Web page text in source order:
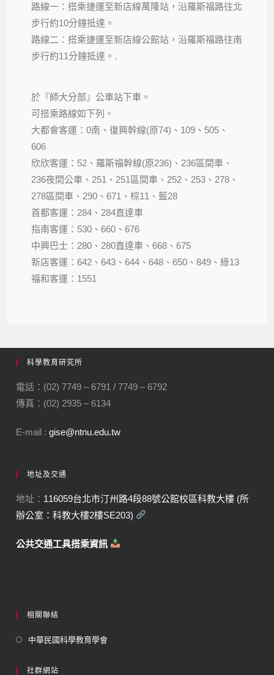
路線一：搭乘捷運至新店線萬隆站，沿羅斯福路往北
步行約10分鐘抵達。
路線二：搭乘捷運至新店線公館站，沿羅斯福路往南
步行約11分鐘抵達。.
於『師大分部』公車站下車。
可搭乘路線如下列。
大都會客運：0南、復興幹線(原74)、109、505、
606
欣欣客運：52、羅斯福幹線(原236)、236區間車、
236夜間公車、251、251區間車、252、253、278、
278區間車、290、671、棕11、藍28
首都客運：284、284直達車
指南客運：530、660、676
中興巴士：280、280直達車、668、675
新店客運：642、643、644、648、650、849、綠13
福和客運：1551
科學教育研究所
電話：(02) 7749 – 6791 / 7749 – 6792
傳真：(02) 2935 – 6134
E-mail :gise@ntnu.edu.tw
地址及交通
地址： 116059台北市汀州路4段88號公館校區科教大樓 (所
辦公室：科教大樓2樓SE203)
公共交通工具搭乘資訊
相關聯結
中華民國科學教育學會
社群網站